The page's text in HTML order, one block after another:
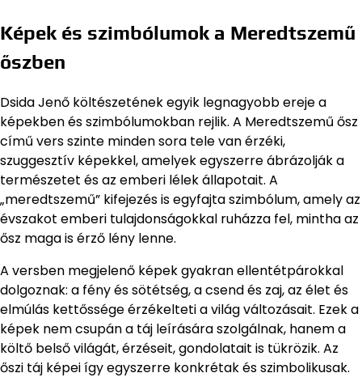
Képek és szimbólumok a Meredtszemű
őszben
Dsida Jenő költészetének egyik legnagyobb ereje a
képekben és szimbólumokban rejlik. A Meredtszemű ősz
című vers szinte minden sora tele van érzéki,
szuggesztív képekkel, amelyek egyszerre ábrázolják a
természetet és az emberi lélek állapotait. A
„meredtszemű” kifejezés is egyfajta szimbólum, amely az
évszakot emberi tulajdonságokkal ruházza fel, mintha az
ősz maga is érző lény lenne.
A versben megjelenő képek gyakran ellentétpárokkal
dolgoznak: a fény és sötétség, a csend és zaj, az élet és
elmúlás kettőssége érzékelteti a világ változásait. Ezek a
képek nem csupán a táj leírására szolgálnak, hanem a
költő belső világát, érzéseit, gondolatait is tükrözik. Az
őszi táj képei így egyszerre konkrétak és szimbolikusak.